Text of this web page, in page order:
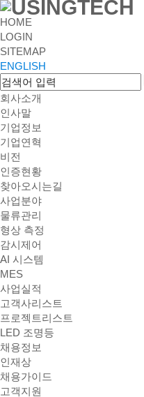
HOME
LOGIN
SITEMAP
ENGLISH
회사소개
인사말
기업정보
기업연혁
비전
인증현황
찾아오시는길
사업분야
물류관리
형상 측정
감시제어
AI 시스템
MES
사업실적
고객사리스트
프로젝트리스트
LED 조명등
채용정보
인재상
채용가이드
고객지원